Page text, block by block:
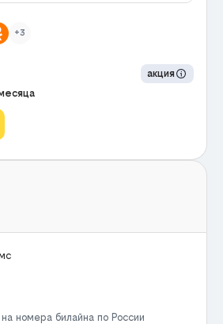
+3
акция
номера билайна по России